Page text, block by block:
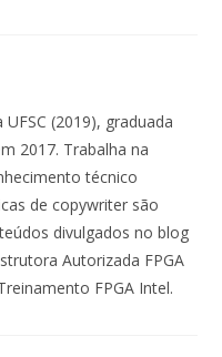
(2019), graduada
2017. Trabalha na
técnico
de copywriter são
divulgados no blog
Autorizada FPGA
FPGA Intel.